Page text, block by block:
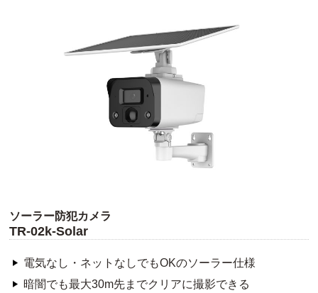
ソーラー防犯カメラ
TR-02k-Solar
電気なし・ネットなしでもOKのソーラー仕様
暗闇でも最大30m先までクリアに撮影できる